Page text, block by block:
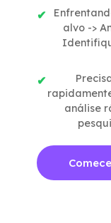
alvo ->
análise